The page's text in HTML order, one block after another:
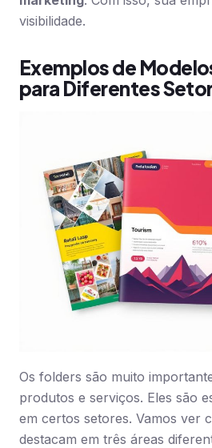
visibilidade.
Exemplos de
para Diferentes
Os folders são muito
produtos e serviços. Eles são
em certos setores. Vamos ver
destacam em três áreas